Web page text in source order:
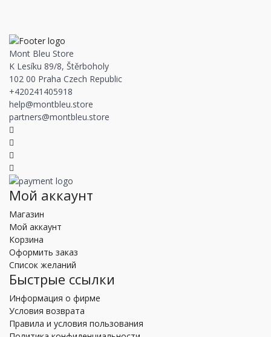
Mont Bleu Store
K Lesíku 89/8, Štěrboholy
102 00 Praha Czech Republic
+420241405918
help@montbleu.store
partners@montbleu.store
Мой аккаунт
Магазин
Мой аккаунт
Корзина
Оформить заказ
Список желаний
Быстрые ссылки
Информация о фирме
Условия возврата
Правила и условия пользования